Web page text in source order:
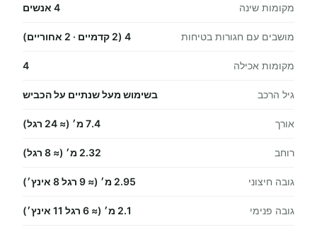
מקומות שינה 4 אנשים
מושבים עם חגורות בטיחות 4 (2 קדמיים · 2 אחוריים)
מקומות אכילה 4
גיל הרכב בשימוש מעל שנתיים על הכביש
אורך 7.4 מ׳ (≈ 24 רגל)
רוחב 2.32 מ׳ (≈ 8 רגל)
גובה חיצוני 2.95 מ׳ (≈ 9 רגל 8 אינץ׳)
גובה פנימי 2.1 מ׳ (≈ 6 רגל 11 אינץ׳)